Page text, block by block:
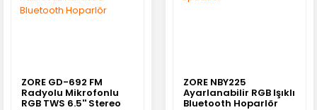
ZORE GD-692 FM
Radyolu Mikrofonlu
RGB TWS 6.5'' Stereo
ZORE NBY225
Ayarlanabilir RGB Işıklı
Bluetooth Hoparlör